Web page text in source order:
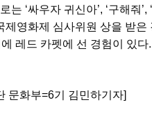
는 ‘싸우자 귀신아’, ‘구해줘 ’, ‘
제영화제 심사위원 상을 받
레드 카펫에 선 경험이 있다.
문화부=6기 김민하기자]